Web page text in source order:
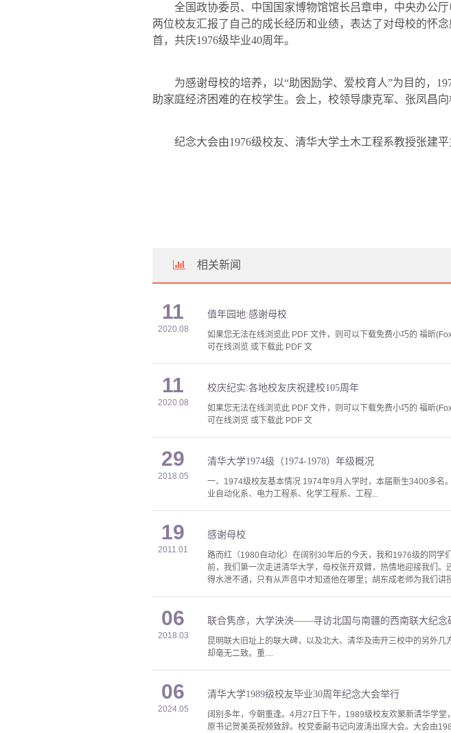
全国政协委员、中国国家博物馆馆长吕章申，中央办公
两位校友汇报了自己的成长经历和业绩，表达了对母校的怀
首，共庆1976级毕业40周年。
为感谢母校的培养，以“助困励学、爱校育人”为目的，
助家庭经济困难的在校学生。会上，校领导康克军、张凤昌向
纪念大会由1976级校友、清华大学土木工程系教授张建平
相关新闻
11
2020.08
值年园地:感谢母校
如果您无法在线浏览此 PDF 文件，则可以下载免费小巧的 福昕
可在线浏览 或下载此 PDF 文
11
2020.08
校庆纪实:各地校友庆祝建校105周年
如果您无法在线浏览此 PDF 文件，则可以下载免费小巧的 福昕
可在线浏览 或下载此 PDF 文
29
2018.05
清华大学1974级（1974-1978）年级概况
一、1974级校友基本情况 1974年9月入学时，本届新生3400多
业自动化系、电力工程系、化学工程系、工程...
19
2011.01
感谢母校
路而红（1980自动化）在阔别30年后的今天，我和1976级的同
前，我们第一次走进清华大学，母校张开双臂，热情地迎接我们
得水泄不通，只有从声音中才知道他在哪里；胡东成老师为我们讲
06
2018.03
联合隽彦，大学泱泱——寻访北国与南疆的西南联大纪念
昆明联大旧址上的联大碑，以及北大、清华及南开三校中的另外
却毫无二致。重....
06
2024.05
清华大学1989级校友毕业30周年纪念大会举行
阔别多年，今朝重逢。4月27日下午，1989级校友欢聚新清华学
原书记贺美英视频致辞。校党委副书记向波涛出席大会。大会由